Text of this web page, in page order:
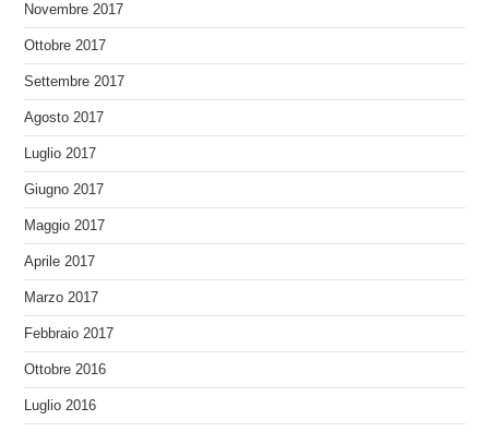
Novembre 2017
Ottobre 2017
Settembre 2017
Agosto 2017
Luglio 2017
Giugno 2017
Maggio 2017
Aprile 2017
Marzo 2017
Febbraio 2017
Ottobre 2016
Luglio 2016